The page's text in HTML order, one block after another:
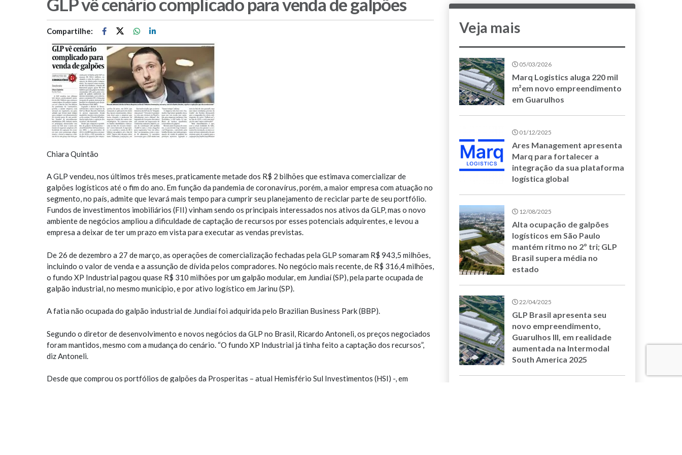
Compartilhe:
Chiara Quintão
A GLP vendeu, nos últimos três meses, praticamente metade dos R$ 2 bilhões que estimava comercializar de
galpões logísticos até o fim do ano. Em função da pandemia de coronavírus, porém, a maior empresa com atuação no
segmento, no país, admite que levará mais tempo para cumprir seu planejamento de reciclar parte de seu portfólio.
Fundos de investimentos imobiliários (FII) vinham sendo os principais interessados nos ativos da GLP, mas o novo
ambiente de negócios ampliou a dificuldade de captação de recursos por esses potenciais adquirentes, e levou a
empresa a deixar de ter um prazo em vista para executar as vendas previstas.
De 26 de dezembro a 27 de março, as operações de comercialização fechadas pela GLP somaram R$ 943,5 milhões,
incluindo o valor de venda e a assunção de dívida pelos compradores. No negócio mais recente, de R$ 316,4 milhões,
o fundo XP Industrial pagou quase R$ 310 milhões por um galpão modular, em Jundiaí (SP), pela parte ocupada de
galpão industrial, no mesmo município, e por ativo logístico em Jarinu (SP).
A fatia não ocupada do galpão industrial de Jundiaí foi adquirida pelo Brazilian Business Park (BBP).
Segundo o diretor de desenvolvimento e novos negócios da GLP no Brasil, Ricardo Antoneli, os preços negociados
foram mantidos, mesmo com a mudança do cenário. “O fundo XP Industrial já tinha feito a captação dos recursos”,
diz Antoneli.
Desde que comprou os portfólios de galpões da Prosperitas – atual Hemisfério Sul Investimentos (HSI) -, em
Veja mais
05/03/2026
Marq Logistics aluga 220 mil
m²em novo empreendimento
em Guarulhos
01/12/2025
Ares Management apresenta
Marq para fortalecer a
integração da sua plataforma
logística global
12/08/2025
Alta ocupação de galpões
logísticos em São Paulo
mantém ritmo no 2º tri; GLP
Brasil supera média no
estado
22/04/2025
GLP Brasil apresenta seu
novo empreendimento,
Guarulhos III, em realidade
aumentada na Intermodal
South America 2025